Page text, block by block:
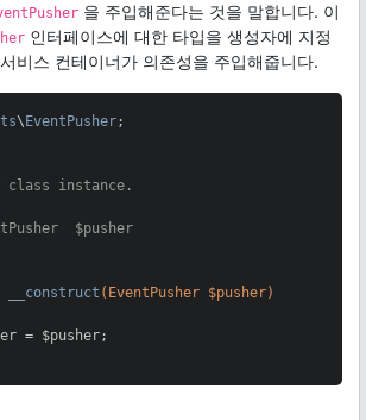
을 주입해준다는 것을 말합니다. 이
인터페이스에 대한 타입을 생성자에 지정
비스 컨테이너가 의존성을 주입해줍니다.
\EventPusher ;
class instance.
$pusher
__construct (EventPusher $pusher)
= $pusher;